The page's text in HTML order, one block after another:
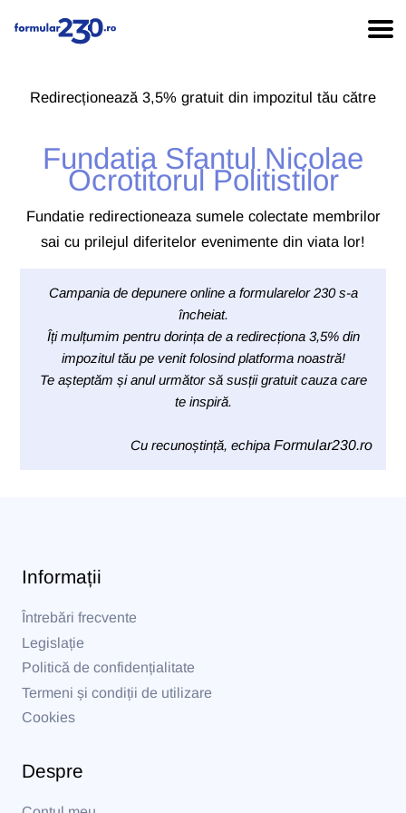
Redirecționează 3,5% gratuit din impozitul tău către
Fundatia Sfantul Nicolae
Ocrotitorul Politistilor
Fundatie redirectioneaza sumele colectate membrilor
sai cu prilejul diferitelor evenimente din viata lor!
Campania de depunere online a formularelor 230 s-a
încheiat.
Îți mulțumim pentru dorința de a redirecționa 3,5% din
impozitul tău pe venit folosind platforma noastră!
Te așteptăm și anul următor să susții gratuit cauza care
te inspiră.
Cu recunoștință, echipa Formular230.ro
Informații
Întrebări frecvente
Legislație
Politică de confidențialitate
Termeni și condiții de utilizare
Cookies
Despre